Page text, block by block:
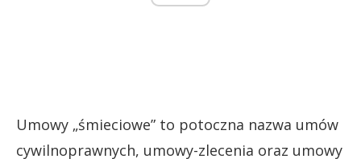
Umowy „śmieciowe” to potoczna nazwa umów
cywilnoprawnych, umowy-zlecenia oraz umowy